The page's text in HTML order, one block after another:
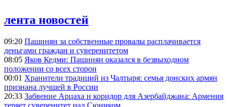
лента новостей
09:20 Пашинян за собственные провалы расплачивается
деньгами граждан и суверенитетом
08:05 Яков Кедми: Пашинян оказался в безвыходном
положении со всех сторон
00:01 Хранители традиций из Чалтыря: семья донских армян
признана лучшей в России
20:33 Забвение Арцаха и коридор для Азербайджана: Армения
теряет суверенитет над Сюником